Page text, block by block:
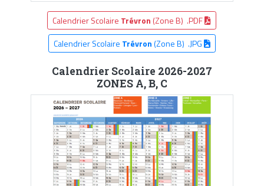
Calendrier Scolaire Trévron (Zone B) .PDF
Calendrier Scolaire Trévron(Zone B) .JPG
Calendrier Scolaire 2026-2027
ZONES A, B, C